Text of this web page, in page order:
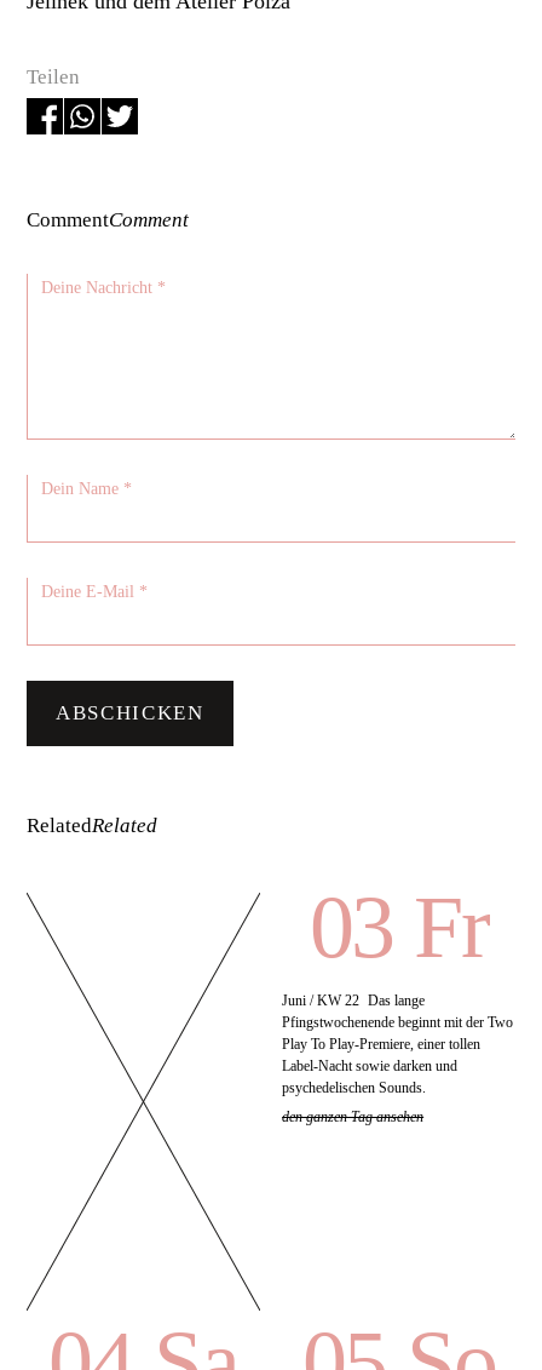
Teilen
CommentComment
RelatedRelated
03 Fr
Juni / KW 22 Das lange
Pfingstwochenende beginnt mit der Two
Play To Play-Premiere, einer tollen
Label-Nacht sowie darken und
psychedelischen Sounds.
den ganzen Tag ansehen